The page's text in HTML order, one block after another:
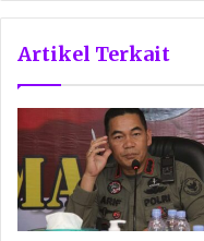
Artikel Terkait